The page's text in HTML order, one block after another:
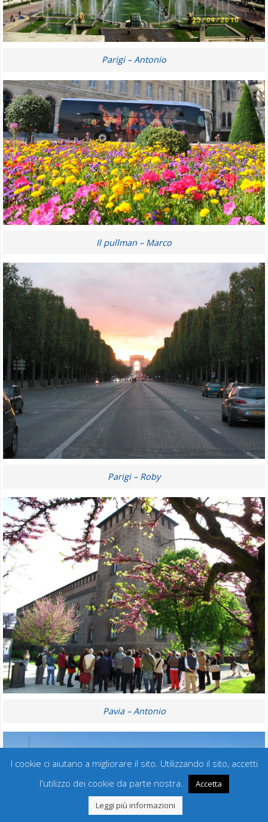
Parigi – Antonio
Il pullman – Marco
Parigi – Roby
Pavia – Antonio
I cookie ci aiutano a migliorare il sito. Utilizzando il sito, accetti
l'utilizzo dei cookie da parte nostra..
Accetta
Leggi più informazioni